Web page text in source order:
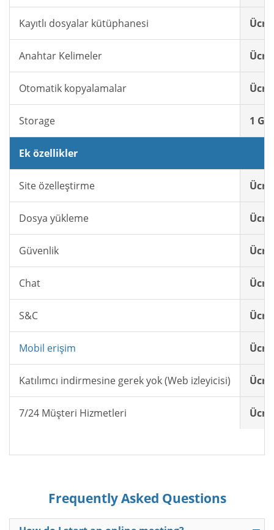
Kayıtlı dosyalar kütüphanesi
Anahtar Kelimeler
Otomatik kopyalamalar
Storage 1
Ek özellikler
Site özelleştirme
Dosya yükleme
Güvenlik
Chat
S&C
Mobil erişim
Katılımcı indirmesine gerek yok (Web izleyicisi)
7/24 Müşteri Hizmetleri
Frequently Asked Questions